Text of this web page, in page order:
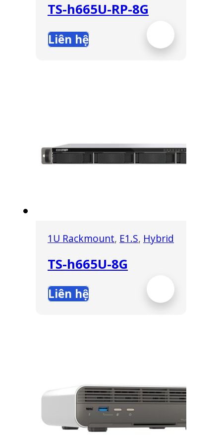
TS-h665U-RP-8G
Liên hệ
1U Rackmount, E1.S, Hybrid
TS-h665U-8G
Liên hệ